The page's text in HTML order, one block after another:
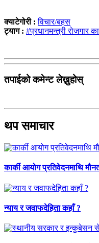
क्याटेगोरी :विचार/बहस
ट्याग : #प्रधानमन्त्री रोजगार
तपाईको कमेन्ट लेख्नुहोस्
थप समाचार
कार्की आयोग प्रतिवेदनमाथि
न्याय र जवाफदेहिता कहाँ ?